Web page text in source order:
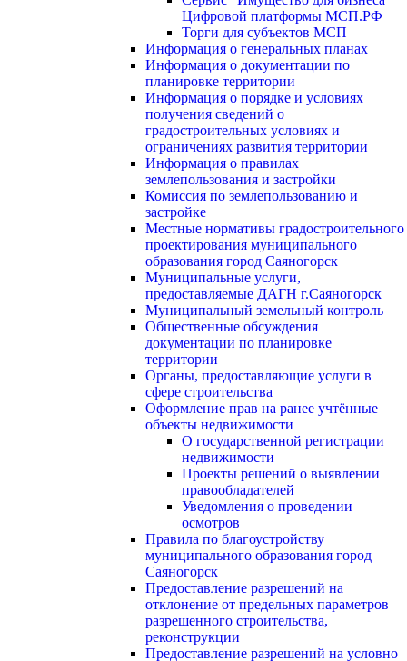
Цифровой платформы МСП.РФ
Торги для субъектов МСП
Информация о генеральных планах
Информация о документации по
планировке территории
Информация о порядке и условиях
получения сведений о
градостроительных условиях и
ограничениях развития территории
Информация о правилах
землепользования и застройки
Комиссия по землепользованию и
застройке
Местные нормативы градостроительного
проектирования муниципального
образования город Саяногорск
Муниципальные услуги,
предоставляемые ДАГН г.Саяногорск
Муниципальный земельный контроль
Общественные обсуждения
документации по планировке
территории
Органы, предоставляющие услуги в
сфере строительства
Оформление прав на ранее учтённые
объекты недвижимости
О государственной регистрации
недвижимости
Проекты решений о выявлении
правообладателей
Уведомления о проведении
осмотров
Правила по благоустройству
муниципального образования город
Саяногорск
Предоставление разрешений на
отклонение от предельных параметров
разрешенного строительства,
реконструкции
Предоставление разрешений на условно